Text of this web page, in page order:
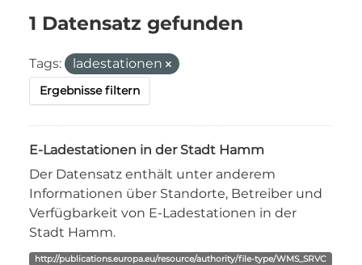
1 Datensatz gefunden
Tags: ladestationen
Ergebnisse filtern
E-Ladestationen in der Stadt Hamm
Der Datensatz enthält unter anderem
Informationen über Standorte, Betreiber und
Verfügbarkeit von E-Ladestationen in der
Stadt Hamm.
http://publications.europa.eu/resource/authority/file-type/WMS_SRVC